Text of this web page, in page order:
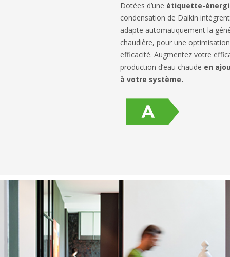
Dotées d’une étiquette-
condensation de Daikin
adapte automatiquement la
chaudière, pour une
efficacité. Augmentez votre
production d’eau chaude en
à votre système.